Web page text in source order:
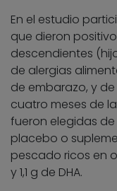
En el estudio
que dieron
descendientes
de alergias
de embarazo, y
cuatro meses de
fueron elegidas
placebo o
pescado ricos en
y 1,1 g de DHA.